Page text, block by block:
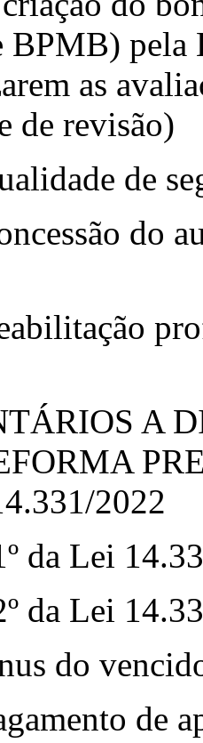
pela
as
de revisão)
de
do
A
2022
da Lei
da Lei
do
de